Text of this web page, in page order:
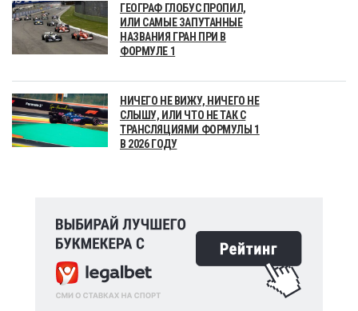
ГЕОГРАФ ГЛОБУС ПРОПИЛ,
ИЛИ САМЫЕ ЗАПУТАННЫЕ
НАЗВАНИЯ ГРАН ПРИ В
ФОРМУЛЕ 1
НИЧЕГО НЕ ВИЖУ, НИЧЕГО НЕ
СЛЫШУ, ИЛИ ЧТО НЕ ТАК С
ТРАНСЛЯЦИЯМИ ФОРМУЛЫ 1
В 2026 ГОДУ